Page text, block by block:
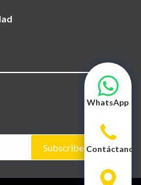
Subscribe
WhatsApp
Contáctanos